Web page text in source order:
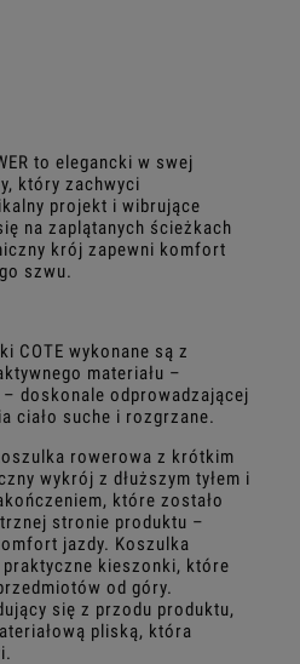
to elegancki w swej
który zachwyci
projekt i wibrujące
na zaplątanych ścieżkach
krój zapewni komfort
szwu.
COTE wykonane są z
materiału –
– doskonale odprowadzającej
ciało suche i rozgrzane.
rowerowa z krótkim
wykrój z dłuższym tyłem i
które zostało
stronie produktu –
jazdy. Koszulka
kieszonki, które
od góry.
się z przodu produktu,
pliską, która